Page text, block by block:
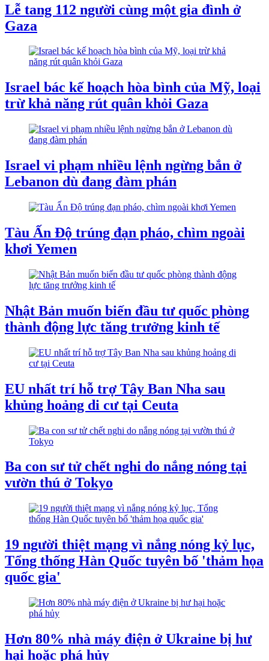
Lễ tang 112 người cùng một gia đình ở
Gaza
Israel bác kế hoạch hòa bình của Mỹ, loại
trừ khả năng rút quân khỏi Gaza
Israel vi phạm nhiều lệnh ngừng bắn ở
Lebanon dù đang đàm phán
Tàu ​​Ấn Độ trúng đạn pháo, chìm ngoài
khơi Yemen
Nhật Bản muốn biến đầu tư quốc phòng
thành động lực tăng trưởng kinh tế
EU nhất trí hỗ trợ Tây Ban Nha sau
khủng hoảng di cư tại Ceuta
Ba con sư tử chết nghi do nắng nóng tại
vườn thú ở Tokyo
19 người thiệt mạng vì nắng nóng kỷ lục,
Tổng thống Hàn Quốc tuyên bố 'thảm họa
quốc gia'
Hơn 80% nhà máy điện ở Ukraine bị hư
hại hoặc phá hủy